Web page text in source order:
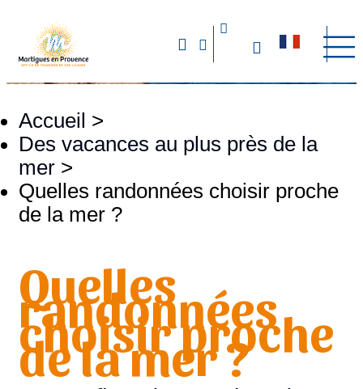
Accueil >
Des vacances au plus près de la
mer >
Quelles randonnées choisir proche
de la mer ?
Quelles
randonnées
choisir proche
de la mer ?